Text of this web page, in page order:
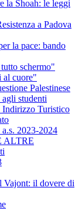
la Shoah: le leggi
a Padova
la pace: bando
schermo"
al cuore"
Palestinese
studenti
Turistico
2023-2024
ALTRE
Vajont: il dovere di